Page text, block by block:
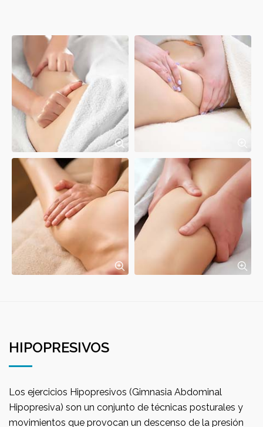
HIPOPRESIVOS
Los ejercicios Hipopresivos (Gimnasia Abdominal
Hipopresiva) son un conjunto de técnicas posturales y
movimientos que provocan un descenso de la presión